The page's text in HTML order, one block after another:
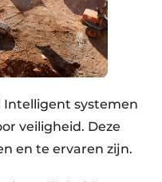
Intelligent systemen
veiligheid. Deze
en te ervaren zijn.